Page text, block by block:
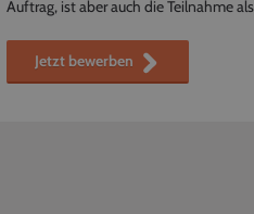
Auftrag, ist aber auch die Teilnahme
Jetzt bewerben